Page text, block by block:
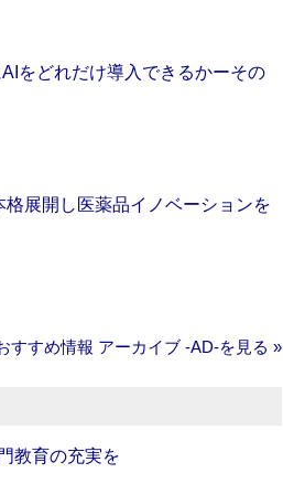
をどれだけ導入できるかーその
展開し医薬品イノベーションを
すすめ情報 アーカイブ ‐AD‐を見る »
教育の充実を